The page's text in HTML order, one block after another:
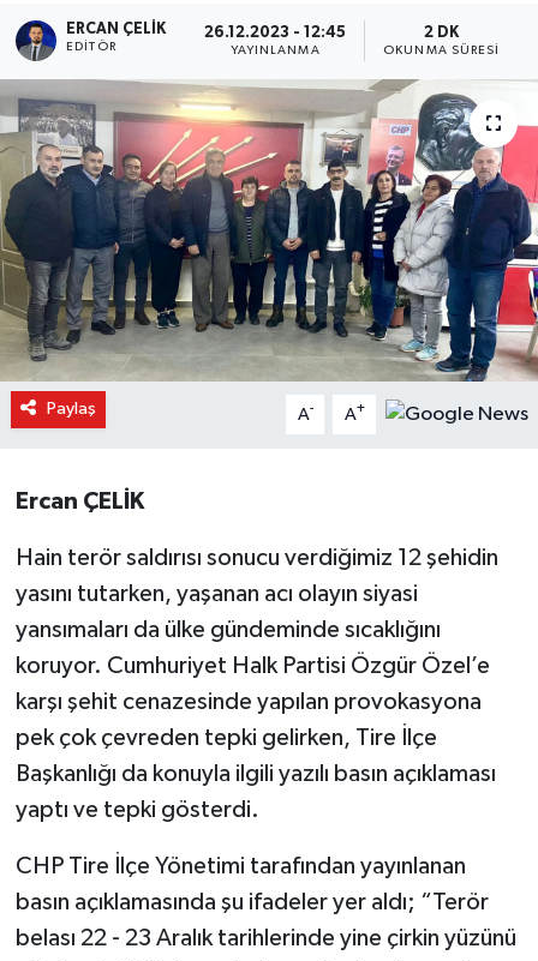
ERCAN ÇELIK
EDITÖR
26.12.2023 - 12:45
YAYINLANMA
2 DK
OKUNMA SÜRESI
Paylaş A- A+
Ercan ÇELİK
Hain terör saldırısı sonucu verdiğimiz 12 şehidin
yasını tutarken, yaşanan acı olayın siyasi
yansımaları da ülke gündeminde sıcaklığını
koruyor. Cumhuriyet Halk Partisi Özgür Özel’e
karşı şehit cenazesinde yapılan provokasyona
pek çok çevreden tepki gelirken, Tire İlçe
Başkanlığı da konuyla ilgili yazılı basın açıklaması
yaptı ve tepki gösterdi.
CHP Tire İlçe Yönetimi tarafından yayınlanan
basın açıklamasında şu ifadeler yer aldı; “Terör
belası 22 - 23 Aralık tarihlerinde yine çirkin yüzünü